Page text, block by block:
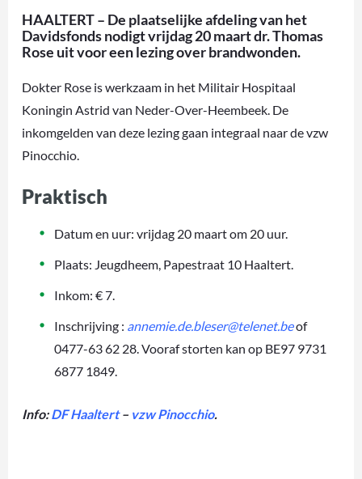
HAALTERT – De plaatselijke afdeling van het
Davidsfonds nodigt vrijdag 20 maart dr. Thomas
Rose uit voor een lezing over brandwonden.
Dokter Rose is werkzaam in het Militair Hospitaal
Koningin Astrid van Neder-Over-Heembeek. De
inkomgelden van deze lezing gaan integraal naar de vzw
Pinocchio.
Praktisch
Datum en uur: vrijdag 20 maart om 20 uur.
Plaats: Jeugdheem, Papestraat 10 Haaltert.
Inkom: € 7.
Inschrijving : annemie.de.bleser@telenet.beof
0477-63 62 28. Vooraf storten kan op BE97 9731
6877 1849.
Info:DF Haaltert – vzw Pinocchio.